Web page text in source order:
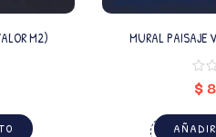
M2) MURAL PAISAJE
$